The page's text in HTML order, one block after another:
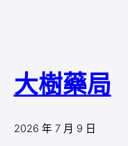
大樹藥局
2026 年 7 月 9 日